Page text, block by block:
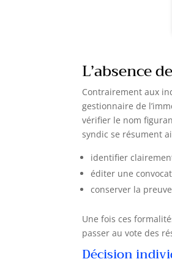
L’absence
Contrairement aux
gestionnaire de
vérifier le nom
syndic se résument
identifier
éditer une
conserver la
Une fois ces
passer au vote des
Décision